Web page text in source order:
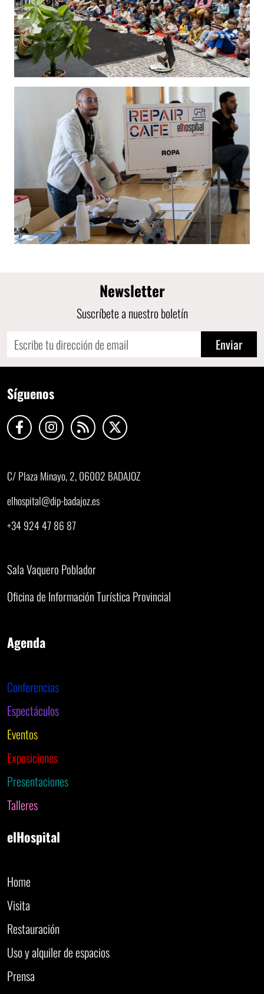
Newsletter
Suscríbete a nuestro boletín
Enviar
Síguenos
C/ Plaza Minayo, 2, 06002 BADAJOZ
elhospital@dip-badajoz.es
+34 924 47 86 87
Sala Vaquero Poblador
Oficina de Información Turística Provincial
Agenda
Conferencias
Espectáculos
Eventos
Exposiciones
Presentaciones
Talleres
elHospital
Home
Visita
Restauración
Uso y alquiler de espacios
Prensa